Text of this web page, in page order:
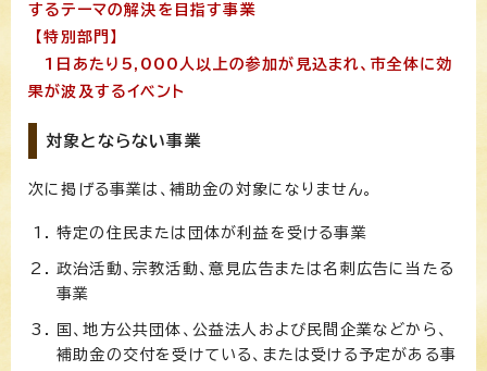
するテーマの解決を目指す事業
【特別部門】
1日あたり5,000人以上の参加が見込まれ、市全体に効
果が波及するイベント
対象とならない事業
次に掲げる事業は、補助金の対象になりません。
特定の住民または団体が利益を受ける事業
政治活動、宗教活動、意見広告または名刺広告に当たる
事業
国、地方公共団体、公益法人および民間企業などから、
補助金の交付を受けている、または受ける予定がある事